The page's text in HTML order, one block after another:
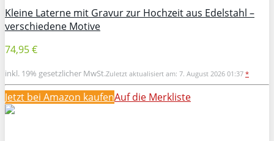
Kleine Laterne mit Gravur zur Hochzeit aus Edelstahl –
verschiedene Motive
74,95 €
inkl. 19% gesetzlicher MwSt.Zuletzt aktualisiert am: 7. August 2026 01:37 *
Jetzt bei Amazon kaufenAuf die Merkliste